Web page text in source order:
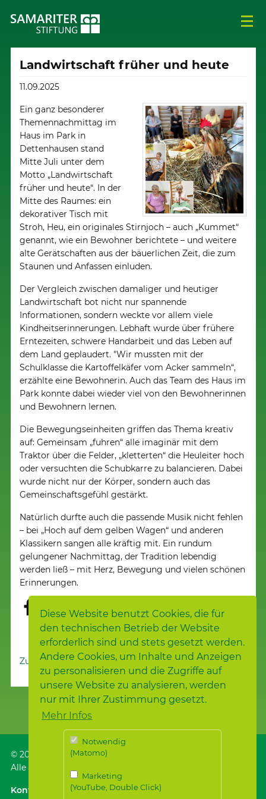
Diese Website benutzt Cookies, die für
den technischen Betrieb der Website
erforderlich sind und stets gesetzt werden.
Andere Cookies, um Inhalte und Anzeigen
zu personalisieren und die Zugriffe auf
unsere Website zu analysieren, werden
nur mit Ihrer Zustimmung gesetzt.
Mehr Infos
Notwendig
(Matomo)
Marketing
(YouTube, Double Click)
Landwirtschaft früher und heute
11.09.2025
Ein ganz besonderer
Themennachmittag im
Haus im Park in
Dettenhausen stand
Mitte Juli unter dem
Motto „Landwirtschaft
früher und heute“. In der
Mitte des Raumes: ein
dekorativer Tisch mit
Stroh, Heu, ein originales Stirnjoch – auch „Kummet“
genannt, wie ein Bewohner berichtete – und weitere
alte Gerätschaften aus der bäuerlichen Zeit, die zum
Staunen und Anfassen einluden.
Der Vergleich zwischen damaliger und heutiger
Landwirtschaft bot nicht nur spannende
Informationen, sondern weckte vor allem viele
Kindheitserinnerungen. Lebhaft wurde über frühere
Erntezeiten, schwere Handarbeit und das Leben auf
dem Land geplaudert. "Wir mussten mit der
Schulklasse die Kartoffelkäfer vom Acker sammeln“,
erzählte eine Bewohnerin. Auch das Team des Haus im
Park konnte dabei wieder viel von den Bewohnerinnen
und Bewohnern lernen.
Die Bewegungseinheiten griffen das Thema kreativ
auf: Gemeinsam „fuhren“ alle imaginär mit dem
Traktor über die Felder, „kletterten“ die Heuleiter hoch
oder versuchten die Schubkarre zu balancieren. Dabei
wurde nicht nur der Körper, sondern auch das
Gemeinschaftsgefühl gestärkt.
Natürlich durfte auch die passende Musik nicht fehlen
– bei „Hoch auf dem gelben Wagen“ und anderen
Klassikern sangen alle kräftig mit. Ein rundum
gelungener Nachmittag, der Tradition lebendig
werden ließ – mit Herz, Bewegung und vielen schönen
Erinnerungen.
Zur Nachrichtenübersicht
© 2026 Samariterstiftung
Alle Rechte vorbehalten.
Kontakt Anfahrt ÖPNV / Parken｜